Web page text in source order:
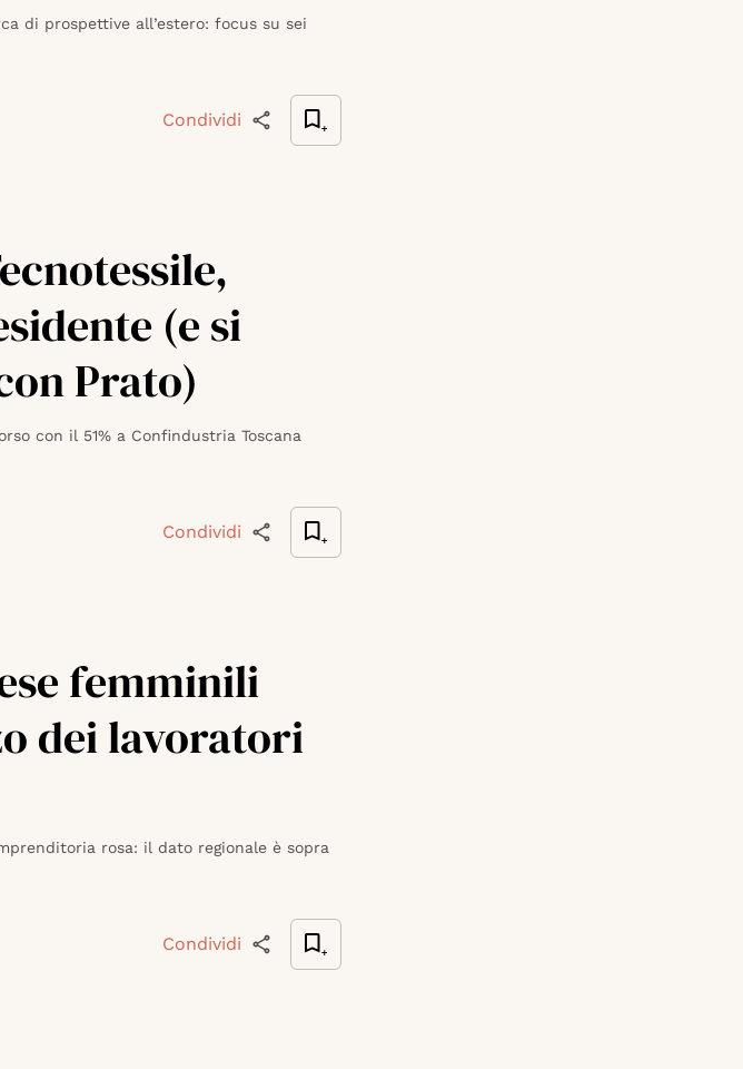
di prospettive all’estero: focus su sei
Condividi
(e si
Prato)
con il 51% a Confindustria Toscana
Condividi
femminili
dei lavoratori
rosa: il dato regionale è sopra
Condividi